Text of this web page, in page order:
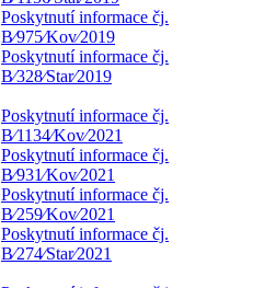
Poskytnutí informace čj.
B⁄975⁄Kov⁄2019
Poskytnutí informace čj.
B⁄328⁄Star⁄2019
Poskytnutí informace čj.
B⁄1134⁄Kov⁄2021
Poskytnutí informace čj.
B⁄931⁄Kov⁄2021
Poskytnutí informace čj.
B⁄259⁄Kov⁄2021
Poskytnutí informace čj.
B⁄274⁄Star⁄2021